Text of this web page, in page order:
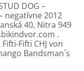
DOG –
negatívne 2012
40, Nitra 949
.
Fifti CHJ von
Bandsman´s